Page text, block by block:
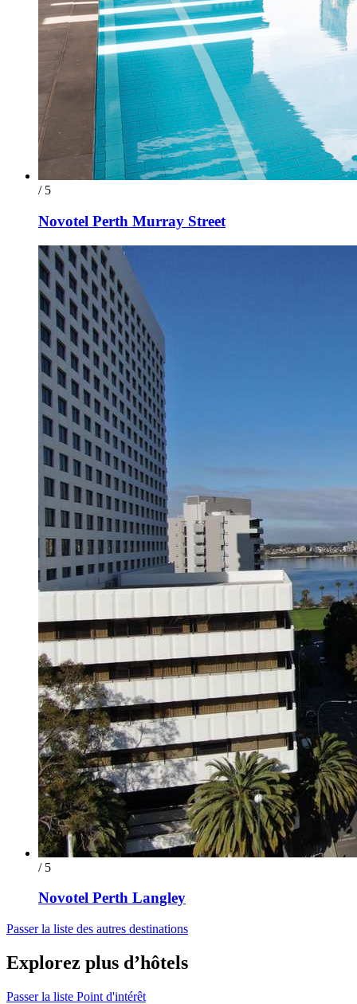
/ 5
Novotel Perth Murray Street
/ 5
Novotel Perth Langley
Passer la liste des autres destinations
Explorez plus d’hôtels
Passer la liste Point d'intérêt